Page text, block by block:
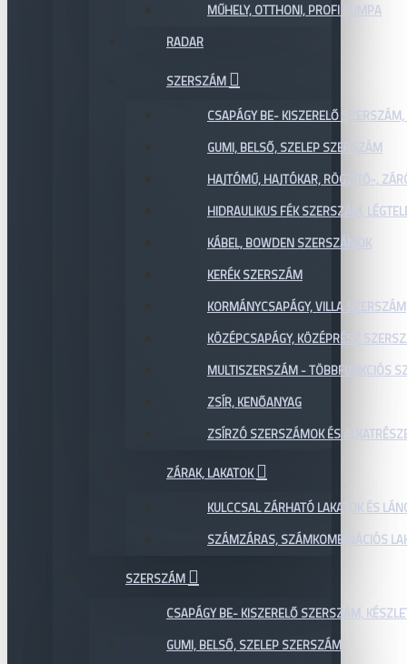
MŰHELY, OTTHONI, PROFI PUMPA
RADAR
SZERSZÁM
CSAPÁGY BE- KISZERELŐ
GUMI, BELSŐ, SZELEP SZERSZÁM
HAJTÓMŰ, HAJTÓKAR, RÖGZÍTŐ-,
HIDRAULIKUS FÉK SZERSZÁM,
KÁBEL, BOWDEN SZERSZÁMOK
KERÉK SZERSZÁM
KORMÁNYCSAPÁGY, VILLA SZERSZÁM
KÖZÉPCSAPÁGY, KÖZÉPRÉSZ
MULTISZERSZÁM - TÖBBFUNKCIÓS
ZSÍR, KENŐANYAG
ZSÍRZÓ SZERSZÁMOK ÉS
ZÁRAK, LAKATOK
KULCCSAL ZÁRHATÓ LAKATOK ÉS
SZÁMZÁRAS, SZÁMKOMBINÁCIÓS
SZERSZÁM
CSAPÁGY BE- KISZERELŐ SZERSZÁM,
GUMI, BELSŐ, SZELEP SZERSZÁM